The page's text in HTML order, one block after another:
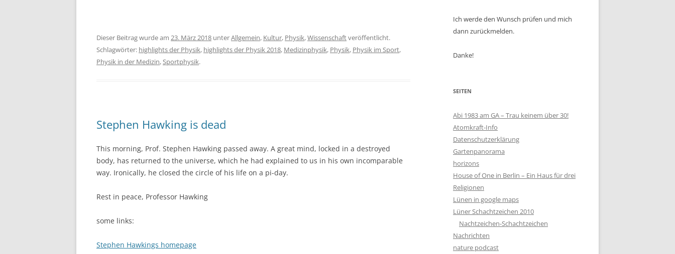
Dieser Beitrag wurde am 23. März 2018 unterAllgemein, Kultur, Physik,Wissenschaftveröffentlicht.
Schlagwörter: highlights der Physik, highlights der Physik 2018, Medizinphysik, Physik, Physik im Sport,
Physik in der Medizin,Sportphysik.
Stephen Hawking is dead
This morning, Prof. Stephen Hawking passed away. A great mind, locked in a destroyed
body, has returned to the universe, which he had explained to us in his own incomparable
way. Ironically, he closed the circle of his life on a pi-day.
Rest in peace, Professor Hawking
some links:
Stephen Hawkings homepage
Ich werde den Wunsch prüfen und mich
dann zurückmelden.
Danke!
SEITEN
Abi 1983 am GA – Trau keinem über 30!
Atomkraft-Info
Datenschutzerklärung
Gartenpanorama
horizons
House of One in Berlin – Ein Haus für drei
Religionen
Lünen in google maps
Lüner Schachtzeichen 2010
Nachtzeichen-Schachtzeichen
Nachrichten
nature podcast